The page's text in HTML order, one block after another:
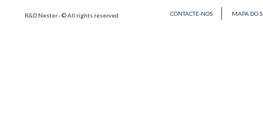
R&D Nester - © All rights reserved CONTACTE-NOS MAPA DO